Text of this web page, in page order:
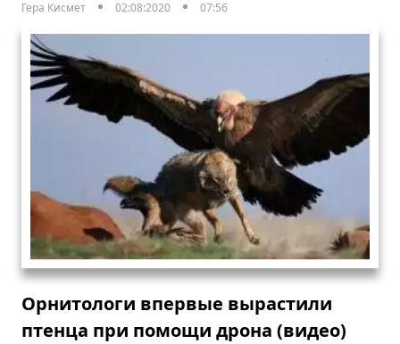
Гера Кисмет 02:08:2020 07:56
Орнитологи впервые вырастили
птенца при помощи дрона (видео)